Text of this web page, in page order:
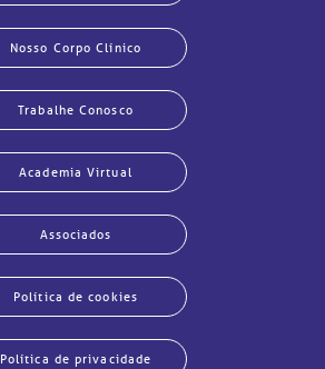
Nosso Corpo Clínico
Trabalhe Conosco
Academia Virtual
Associados
Política de cookies
Política de privacidade